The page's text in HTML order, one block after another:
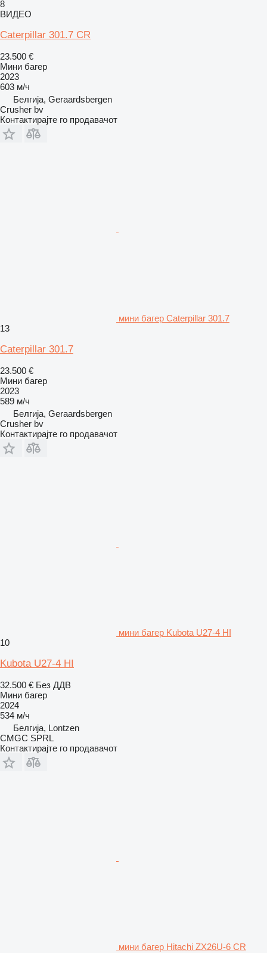
8
ВИДЕО
Caterpillar 301.7 CR
23.500 €
Мини багер
2023
603 м/ч
Белгија, Geraardsbergen
Crusher bv
Контактирајте го продавачот
мини багер Caterpillar 301.7
13
Caterpillar 301.7
23.500 €
Мини багер
2023
589 м/ч
Белгија, Geraardsbergen
Crusher bv
Контактирајте го продавачот
мини багер Kubota U27-4 HI
10
Kubota U27-4 HI
32.500 € Без ДДВ
Мини багер
2024
534 м/ч
Белгија, Lontzen
CMGC SPRL
Контактирајте го продавачот
мини багер Hitachi ZX26U-6 CR